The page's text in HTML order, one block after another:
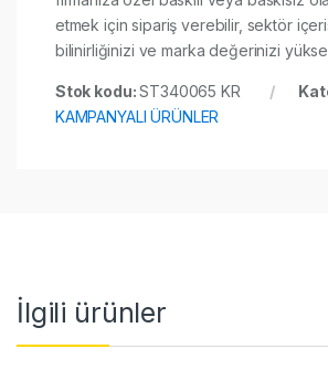
etmek için sipariş verebilir, sektör
bilinirliğinizi ve marka değerinizi
Stok kodu:ST340065 KR
KAMPANYALI ÜRÜNLER
İlgili ürünler